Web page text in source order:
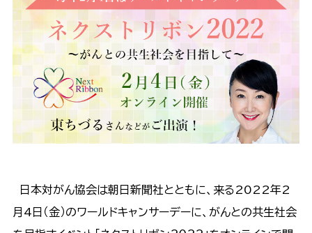
日本対がん協会は朝日新聞社とともに、来る2022年2
月4日（金）のワールドキャンサーデーに、がんとの共生社会